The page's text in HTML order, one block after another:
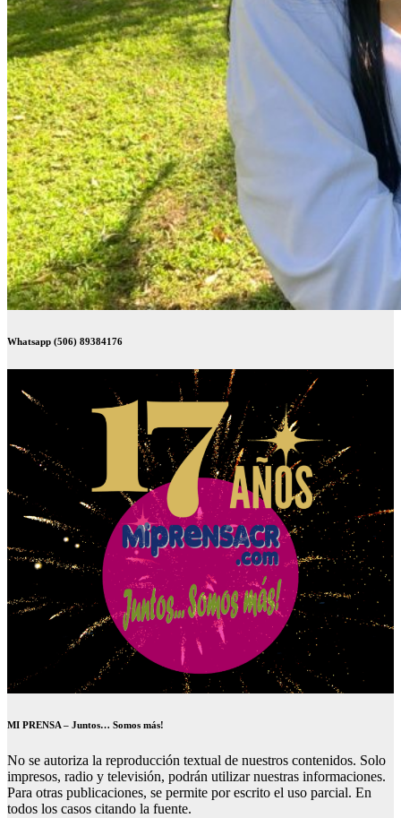
Whatsapp (506) 89384176
MI PRENSA – Juntos… Somos más!
No se autoriza la reproducción textual de nuestros contenidos. Solo
impresos, radio y televisión, podrán utilizar nuestras informaciones.
Para otras publicaciones, se permite por escrito el uso parcial. En
todos los casos citando la fuente.